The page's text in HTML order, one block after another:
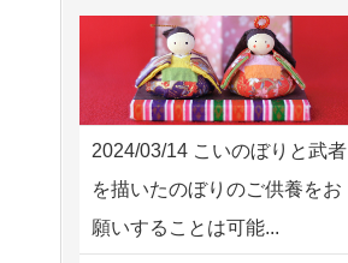
2026/08/05 11:33
神奈川の方からお申込み
2026/08/04 17:34
西亀有の方からお申込み
2026/08/04 15:40
2026/08/02 NEW
人形供養は
ハードルが高そうに思えるの
ですが、...
祖母の人形
供養の際も利用させていただ
き安心感がある
2024/03/14 こいのぼりと武者
を描いたのぼりのご供養をお
願いすることは可能...